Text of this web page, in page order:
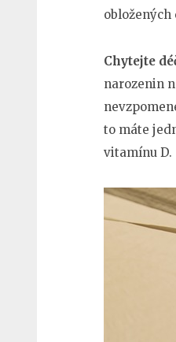
obložených
Chytejte
narozenin
to máte
vitamínu D.